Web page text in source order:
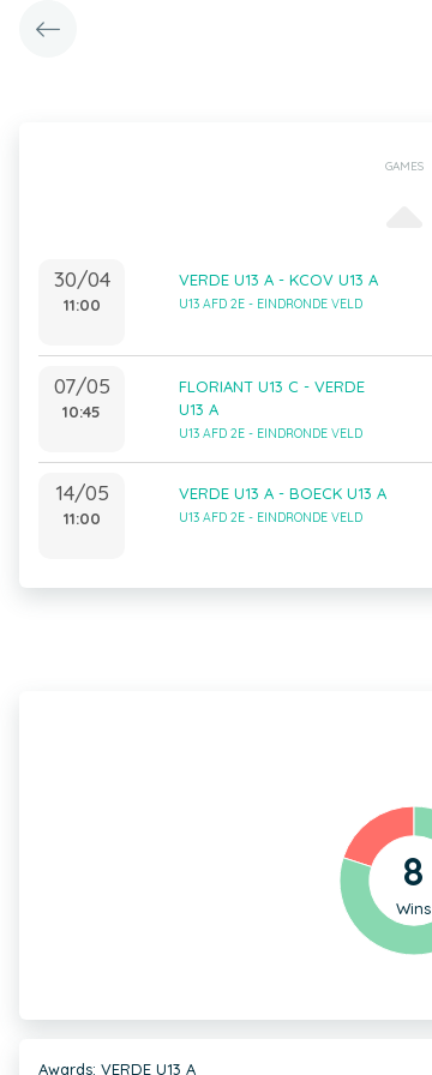
GAMES
30/04
11:00
VERDE U13 A - KCOV U13 A
U13 AFD 2E - EINDRONDE VELD
07/05
10:45
FLORIANT U13 C - VERDE
U13 A
U13 AFD 2E - EINDRONDE VELD
14/05
11:00
VERDE U13 A - BOECK U13 A
U13 AFD 2E - EINDRONDE VELD
8
Wins
Awards: VERDE U13 A